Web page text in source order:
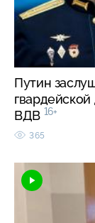
Путин
ВДВ 16+
365